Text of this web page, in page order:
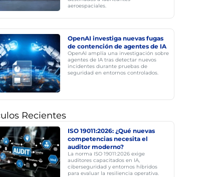
aeroespaciales.
OpenAI investiga nuevas fugas
de contención de agentes de IA
OpenAI amplía una investigación sobre
agentes de IA tras detectar nuevos
incidentes durante pruebas de
seguridad en entornos controlados.
Recientes
ISO 19011:2026: ¿Qué nuevas
competencias necesita el
auditor moderno?
La norma ISO 19011:2026 exige
auditores capacitados en IA,
ciberseguridad y entornos híbridos
para evaluar la resiliencia operativa.